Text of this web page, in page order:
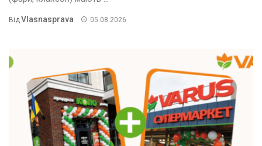
Від Vlasnasprava 05.08.2026